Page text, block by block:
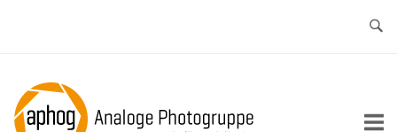
Home